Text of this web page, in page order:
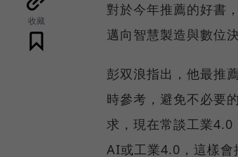
收藏
對於今年推薦的好書
邁向智慧製造與數位
彭双浪指出，他最推
時參考，避免不必要
求，現在常談工業
AI或工業4.0，這樣會